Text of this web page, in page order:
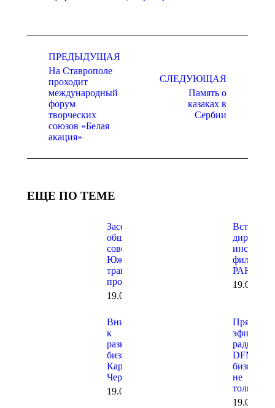
записям
ПРЕДЫДУЩАЯ
Предыдущая
запись:
На Ставрополе
проходит
международный
форум
творческих
союзов «Белая
акация»
СЛЕДУЮЩАЯ
Следующая
Память о
казаках в
Сербии
ЕЩЕ ПО ТЕМЕ
Заседание
общественного
совета при
Южной
транспортной
прокуратуре
19.06.2026
Встреча с
филиала
Внимание
к
развитию
бизнеса в
Карачаево-
Черкесии
19.06.2026
Прямой
эфир на
радио
DFM о
бизнесе и
не
только…